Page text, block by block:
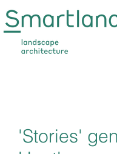
'Stories'